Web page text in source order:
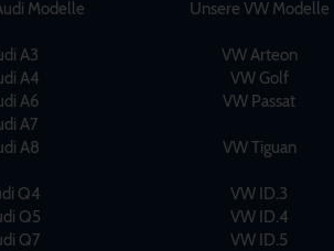
Modelle
A3
A4
A6
A7
A8
Q4
Q5
Q7
Unsere VW Modelle
VW Arteon
VW Golf
VW Passat
VW Tiguan
VW ID.3
VW ID.4
VW ID.5